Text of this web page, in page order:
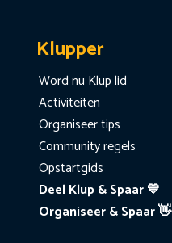
Klupper
Word nu Klup lid
Activiteiten
Organiseer tips
Community regels
Opstartgids
Deel Klup & Spaar 💙
Organiseer & Spaar 👋